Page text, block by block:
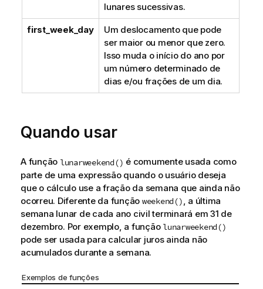
lunares sucessivas.
first_week_day
Um deslocamento que pode
ser maior ou menor que zero.
Isso muda o início do ano por
um número determinado de
dias e/ou frações de um dia.
Quando usar
A função lunarweekend() é comumente usada como
parte de uma expressão quando o usuário deseja
que o cálculo use a fração da semana que ainda não
ocorreu. Diferente da função weekend()
, a última
semana lunar de cada ano civil terminará em 31 de
dezembro. Por exemplo, a função lunarweekend()
pode ser usada para calcular juros ainda não
acumulados durante a semana.
Exemplos de funções